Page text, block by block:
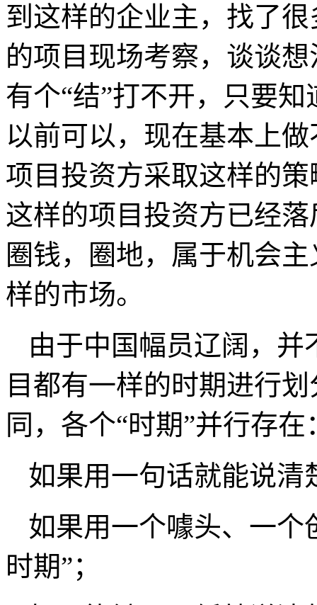
到这样的企业主，找了
的项目现场考察，谈谈
有个“结”打不开，只要
以前可以，现在基本上
项目投资方采取这样的
这样的项目投资方已经
圈钱，圈地，属于机会
样的市场。
由于中国幅员辽阔，
目都有一样的时期进行
同，各个“时期”并行存在
如果用一句话就能说清
如果用一个噱头、一个
时期”；